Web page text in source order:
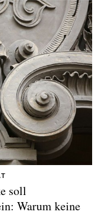
soll
Warum keine